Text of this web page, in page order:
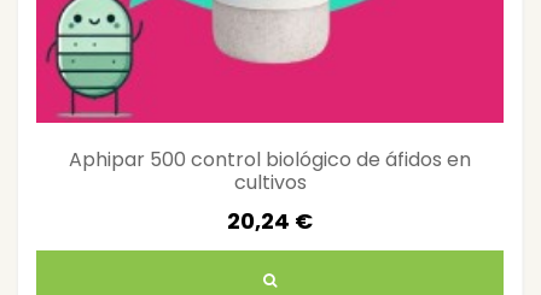
Aphipar 500 control biológico de áfidos en
cultivos
20,24 €